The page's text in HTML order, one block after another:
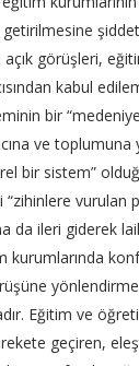
açık görüşleri,
kabul
bir
ve toplumuna
bir sistem”
vurulan
da ileri giderek
Eğitim ve
geçiren,